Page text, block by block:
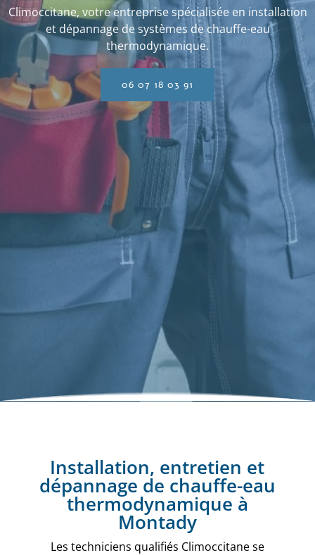
Climoccitane, votre entreprise spécialisée en installation
et dépannage de systèmes de chauffe-eau
thermodynamique.
06 07 18 03 91
Installation, entretien et
dépannage de chauffe-eau
thermodynamique à
Montady
Les techniciens qualifiés Climoccitane se